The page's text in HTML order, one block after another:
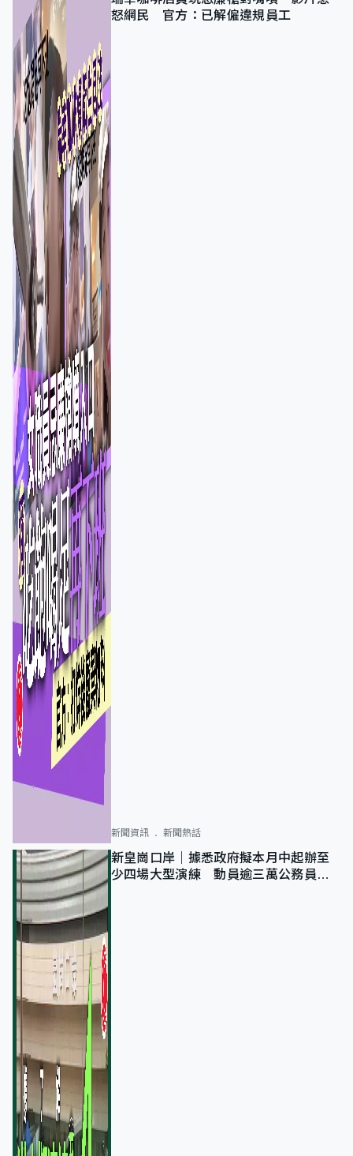
怒網民 官方：已解僱違規員工
新聞資訊 新聞熱話
新皇崗口岸｜據悉政府擬本月中起辦至
少四場大型演練 動員逾三萬公務員人